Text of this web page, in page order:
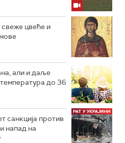
цвеће и
али и даље
до 36
санкција против
напад на